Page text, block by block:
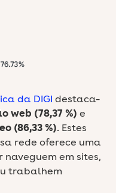
da DIGI destaca-
web (78,37 %) e
(86,33 %). Estes
rede oferece uma
em sites,
trabalhem